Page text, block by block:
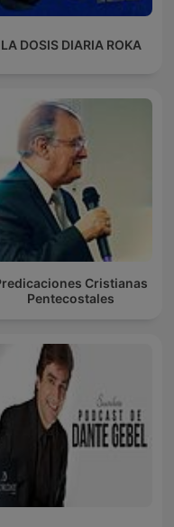
LA DOSIS DIARIA ROKA
Cristianas
Pentecostales